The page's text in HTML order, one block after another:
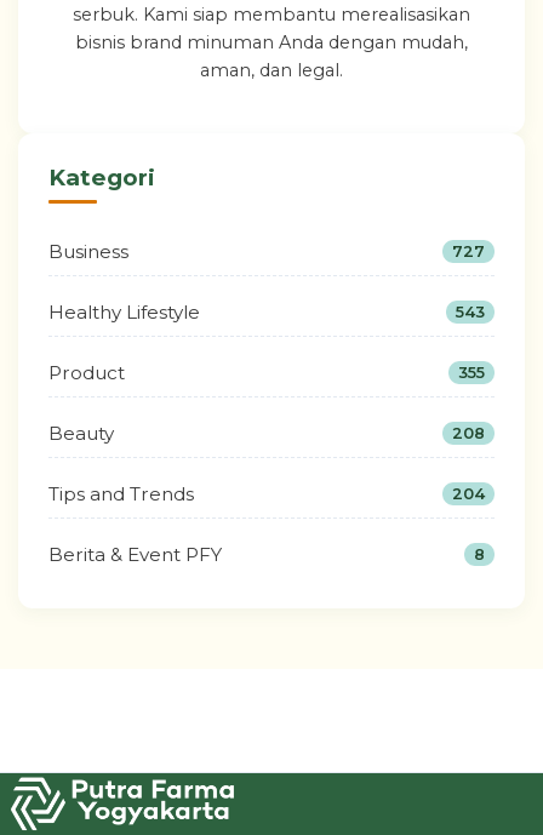
serbuk. Kami siap membantu merealisasikan
bisnis brand minuman Anda dengan mudah,
aman, dan legal.
Kategori
Business 727
Healthy Lifestyle 543
Product 355
Beauty 208
Tips and Trends 204
Berita & Event PFY 8